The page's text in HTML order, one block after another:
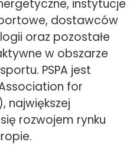
instytucje
dostawców
oraz pozostałe
w obszarze
PSPA jest
for
największej
rozwojem rynku